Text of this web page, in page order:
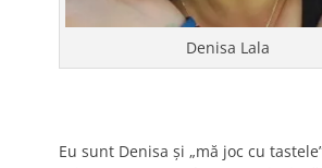
Denisa Lala
Eu sunt Denisa și „mă joc cu